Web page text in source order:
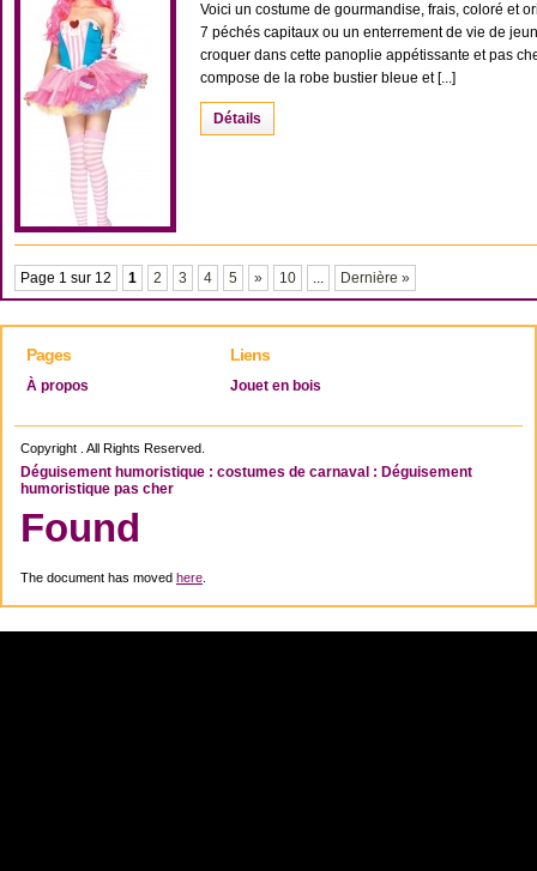
Voici un costume de gourmandise, frais, coloré et
7 péchés capitaux ou un enterrement de vie de
croquer dans cette panoplie appétissante et pas
compose de la robe bustier bleue et [...]
Détails
Page 1 sur 12 1 2 3 4 5 » 10 ... Dernière »
Pages
À propos
Liens
Jouet en bois
Copyright . All Rights Reserved.
Déguisement humoristique : costumes de carnaval : Déguisement
humoristique pas cher
Found
The document has moved here